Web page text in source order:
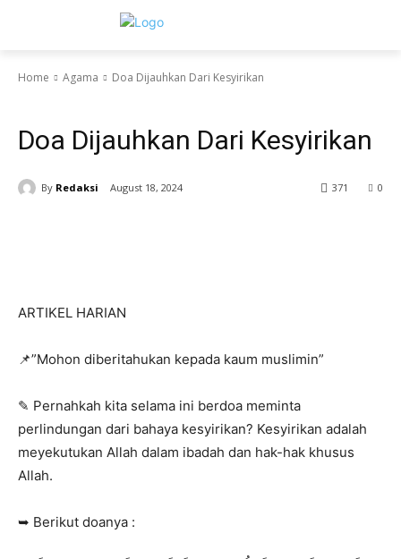
Home Agama Doa Dijauhkan Dari Kesyirikan
Doa Dijauhkan Dari Kesyirikan
By Redaksi August 18, 2024 0
371
ARTIKEL HARIAN
📌”Mohon diberitahukan kepada kaum muslimin”
✎ Pernahkah kita selama ini berdoa meminta
perlindungan dari bahaya kesyirikan? Kesyirikan adalah
meyekutukan Allah dalam ibadah dan hak-hak khusus
Allah.
➥ Berikut doanya :